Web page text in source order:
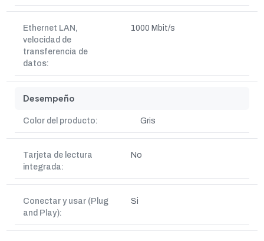
Ethernet LAN,
velocidad de
transferencia de
datos:
1000 Mbit/s
Desempeño
Color del producto: Gris
Tarjeta de lectura
integrada:
No
Conectar y usar (Plug
and Play):
Si